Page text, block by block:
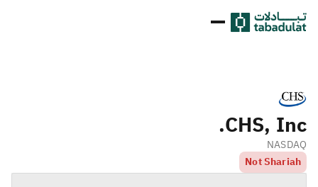
CHS, Inc.
NASDAQ
Not Shariah